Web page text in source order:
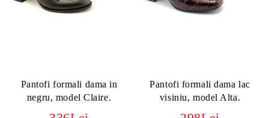
Pantofi formali dama in
negru, model Claire.
Pantofi formali dama lac
visiniu, model Alta.